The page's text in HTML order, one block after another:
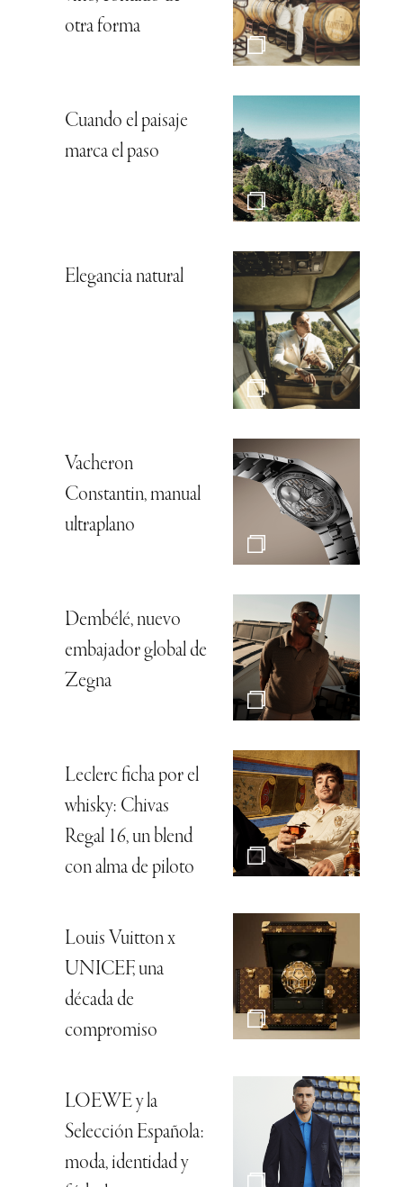
otra forma
Cuando el paisaje
marca el paso
Elegancia natural
Vacheron
Constantin, manual
ultraplano
Dembélé, nuevo
embajador global de
Zegna
Leclerc ficha por el
whisky: Chivas
Regal 16, un blend
con alma de piloto
Louis Vuitton x
UNICEF, una
década de
compromiso
LOEWE y la
Selección Española:
moda, identidad y